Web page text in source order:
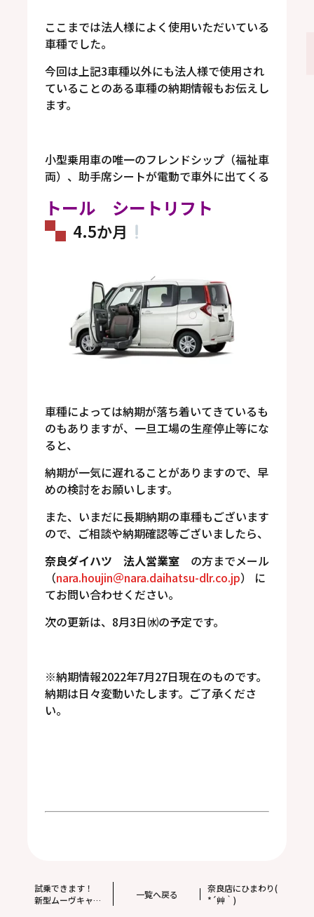
ここまでは法人様によく使用いただいている
車種でした。
今回は上記3車種以外にも法人様で使用され
ていることのある車種の納期情報もお伝えし
ます。
小型乗用車の唯一のフレンドシップ（福祉車
両）、助手席シートが電動で車外に出てくる
トール シートリフト
4.5か月
車種によっては納期が落ち着いてきているも
のもありますが、一旦工場の生産停止等にな
ると、
納期が一気に遅れることがありますので、早
めの検討をお願いします。
また、いまだに長期納期の車種もございます
ので、ご相談や納期確認等ございましたら、
奈良ダイハツ 法人営業室 の方までメール
（nara.houjin＠nara.daihatsu-dlr.co.jp） に
てお問い合わせください。
次の更新は、8月3日㈬の予定です。
※納期情報2022年7月27日現在のものです。
納期は日々変動いたします。ご了承くださ
い。
試乗できます！
新型ムーヴキャン
一覧へ戻る
奈良店にひまわり(
*´艸｀)